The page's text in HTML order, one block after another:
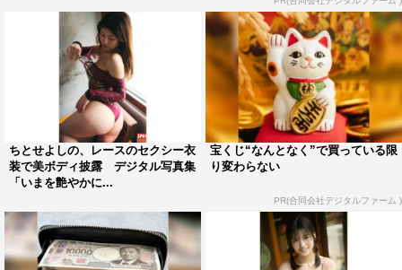
ちとせよしの、レースのセクシー衣
装で美ボディ披露 デジタル写真集
「いまを艶やかに...
宝くじ“なんとなく”で買っている限
り変わらない
PR(合同会社デジタルファーム )